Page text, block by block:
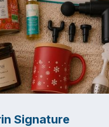
Signature